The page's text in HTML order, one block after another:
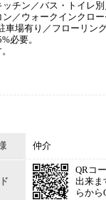
チン／バス・トイレ
／ウォークインクロ
場有り／フローリン
必要。
仲介
QRコ
出来ま
らから